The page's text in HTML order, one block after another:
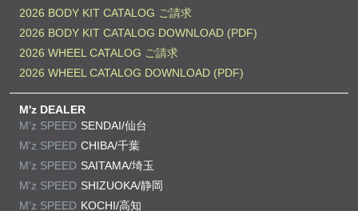
2026 BODY KIT CATALOG ご請求
2026 BODY KIT CATALOG DOWNLOAD (PDF)
2026 WHEEL CATALOG ご請求
2026 WHEEL CATALOG DOWNLOAD (PDF)
M'z DEALER
M'z SPEED SENDAI/仙台
M'z SPEED CHIBA/千葉
M'z SPEED SAITAMA/埼玉
M'z SPEED SHIZUOKA/静岡
M'z SPEED KOCHI/高知